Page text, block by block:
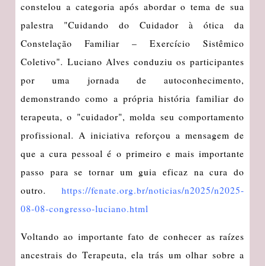
constelou a categoria após abordar o tema de sua
palestra "Cuidando do Cuidador à ótica da
Constelação Familiar – Exercício Sistêmico
Coletivo". Luciano Alves conduziu os participantes
por uma jornada de autoconhecimento,
demonstrando como a própria história familiar do
terapeuta, o "cuidador", molda seu comportamento
profissional. A iniciativa reforçou a mensagem de
que a cura pessoal é o primeiro e mais importante
passo para se tornar um guia eficaz na cura do
outro.https://fenate.org.br/noticias/n2025/n2025-
08-08-congresso-luciano.html
Voltando ao importante fato de conhecer as raízes
ancestrais do Terapeuta, ela trás um olhar sobre a